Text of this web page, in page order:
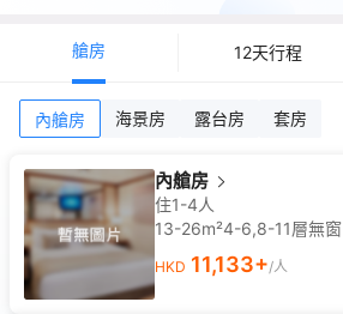
艙房 12天行程
內艙房 海景房 露台房 套房
內艙房
住1-4人
13-26m²4-6,8-11層無窗
HKD 11,133+/人